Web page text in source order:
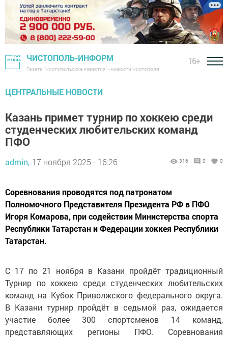
ЧИСТОПОЛЬ-ИНФОРМ
Газета "Чистопольские известия" - новости Чистополя
16+
ЦЕНТРАЛЬНЫЕ НОВОСТИ
Казань примет турнир по хоккею среди
студенческих любительских команд
ПФО
admin, 17 ноября 2025 - 16:26 316 0 0
Соревнования проводятся под патронатом
Полномочного Представителя Президента РФ в ПФО
Игоря Комарова, при содействии Министерства спорта
Республики Татарстан и Федерации хоккея Республики
Татарстан.
С 17 по 21 ноября в Казани пройдёт традиционный
Турнир по хоккею среди студенческих любительских
команд на Кубок Приволжского федерального округа.
В Казани турнир пройдёт в седьмой раз, ожидается
участие более 300 спортсменов 14 команд,
представляющих регионы ПФО. Соревнования